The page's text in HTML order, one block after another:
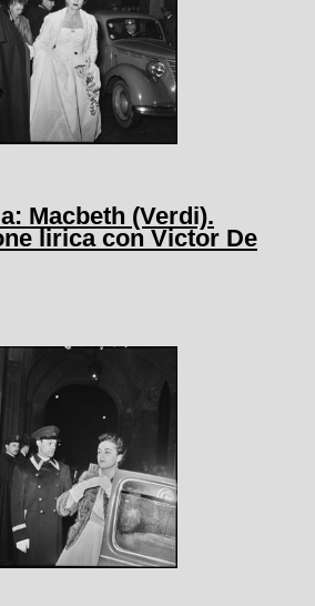
Macbeth (Verdi).
lirica con Victor De